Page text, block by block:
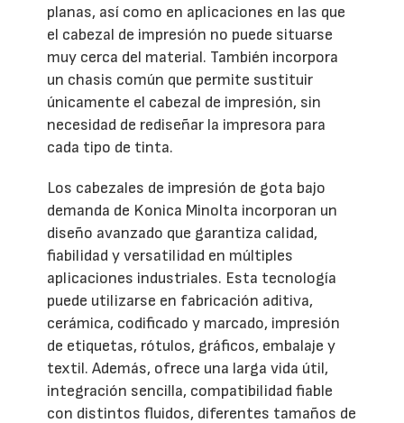
planas, así como en aplicaciones en las que
el cabezal de impresión no puede situarse
muy cerca del material. También incorpora
un chasis común que permite sustituir
únicamente el cabezal de impresión, sin
necesidad de rediseñar la impresora para
cada tipo de tinta.
Los cabezales de impresión de gota bajo
demanda de Konica Minolta incorporan un
diseño avanzado que garantiza calidad,
fiabilidad y versatilidad en múltiples
aplicaciones industriales. Esta tecnología
puede utilizarse en fabricación aditiva,
cerámica, codificado y marcado, impresión
de etiquetas, rótulos, gráficos, embalaje y
textil. Además, ofrece una larga vida útil,
integración sencilla, compatibilidad fiable
con distintos fluidos, diferentes tamaños de